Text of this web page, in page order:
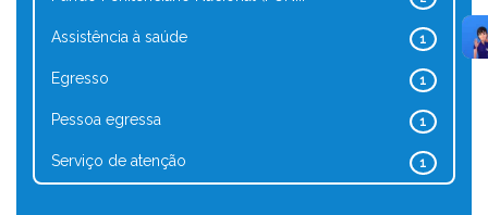
1
Assistência à saúde
1
Egresso
1
Pessoa egressa
1
Serviço de atenção